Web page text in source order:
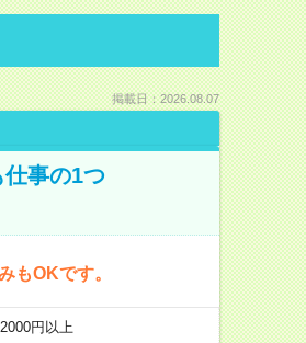
掲載日：2026.08.07
仕事の1つ
もOKです。
円以上